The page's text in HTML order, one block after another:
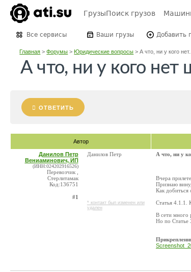
ГрузыПоиск грузов
Все сервисы Ваши грузы Добавить
Главная >Форумы >Юридические вопросы >А что, ни у кого нет...
А что, ни у кого
ОТВЕТИТЬ
Автор
Данилов Петр
Вениаминович, ИП
(ИНН:024202916526)
Перевозчик ,
Стерлитамак
Код:136751
#1
Данилов Петр
* контакт был изменен или
удален
А что, ни у
Вчера
Признаю
Как добиться
Статья 4.1.1.
В сети много
Но по Статье